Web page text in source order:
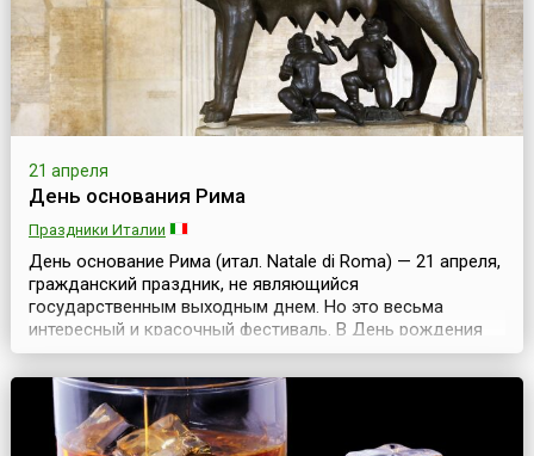
21 апреля
День основания Рима
Праздники Италии
День основание Рима (итал. Natale di Roma) — 21 апреля,
гражданский праздник, не являющийся
государственным выходным днем. Но это весьма
интересный и красочный фестиваль. В День рождения
Рима совершается символическое открытие ворот
города, чтобы в них смогли войти как жители Рима, так и
многочисленные туристы. Празднование продолжается,
как правило, несколько дней и может начинаться до
самой даты...